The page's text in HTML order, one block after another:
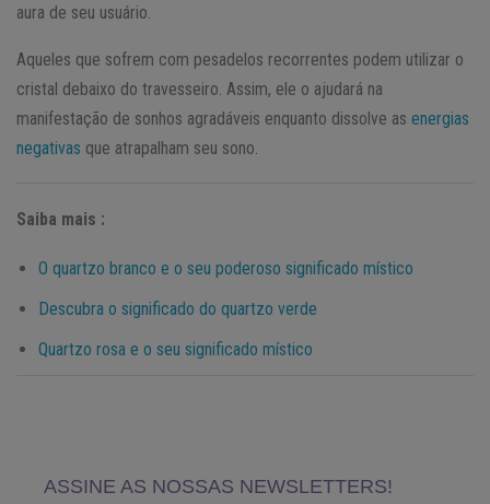
aura de seu usuário.
Aqueles que sofrem com pesadelos recorrentes podem utilizar o
cristal debaixo do travesseiro. Assim, ele o ajudará na
manifestação de sonhos agradáveis enquanto dissolve as energias
negativas que atrapalham seu sono.
Saiba mais :
O quartzo branco e o seu poderoso significado místico
Descubra o significado do quartzo verde
Quartzo rosa e o seu significado místico